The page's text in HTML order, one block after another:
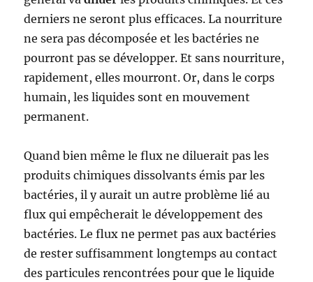
derniers ne seront plus efficaces. La nourriture
ne sera pas décomposée et les bactéries ne
pourront pas se développer. Et sans nourriture,
rapidement, elles mourront. Or, dans le corps
humain, les liquides sont en mouvement
permanent.
Quand bien même le flux ne diluerait pas les
produits chimiques dissolvants émis par les
bactéries, il y aurait un autre problème lié au
flux qui empêcherait le développement des
bactéries. Le flux ne permet pas aux bactéries
de rester suffisamment longtemps au contact
des particules rencontrées pour que le liquide